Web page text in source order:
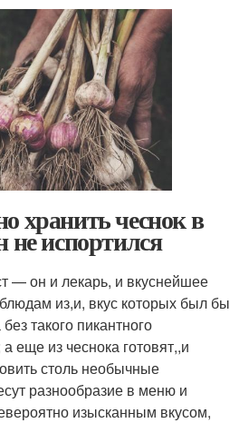
хранить чеснок в
не испортился
— он и лекарь, и вкуснейшее
из,и, вкус которых был бы
такого пикантного
еще из чеснока готовят,,и
столь необычные
разнообразие в меню и
изысканным вкусом,